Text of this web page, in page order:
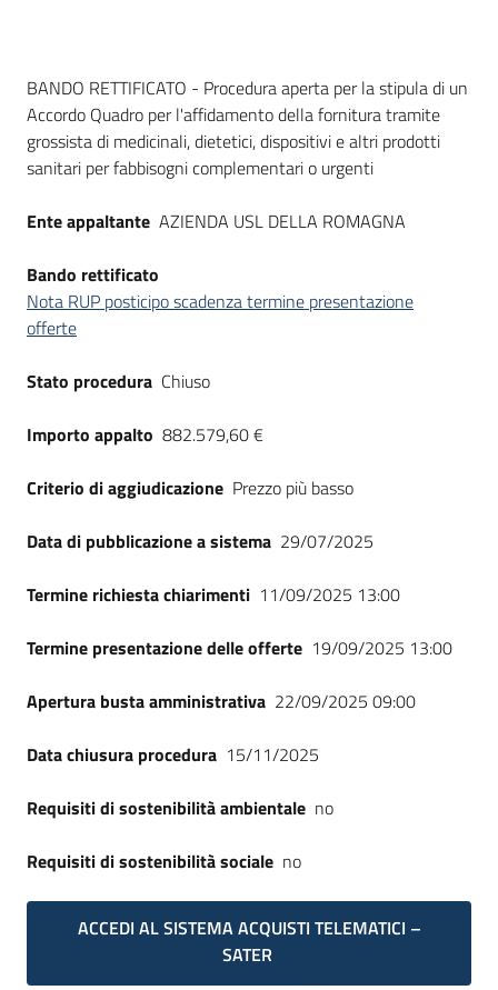
Seguici
Dati del bando
BANDO RETTIFICATO - Procedura aperta per la stipula di un
Accordo Quadro per l'affidamento della fornitura tramite
grossista di medicinali, dietetici, dispositivi e altri prodotti
sanitari per fabbisogni complementari o urgenti
Ente appaltante AZIENDA USL DELLA ROMAGNA
Bando rettificato
Nota RUP posticipo scadenza termine presentazione
offerte
Stato procedura Chiuso
Importo appalto 882.579,60 €
Criterio di aggiudicazione Prezzo più basso
Data di pubblicazione a sistema 29/07/2025
Termine richiesta chiarimenti 11/09/2025 13:00
Termine presentazione delle offerte 19/09/2025 13:00
Apertura busta amministrativa 22/09/2025 09:00
Data chiusura procedura 15/11/2025
Requisiti di sostenibilità ambientale no
Requisiti di sostenibilità sociale no
ACCEDI AL SISTEMA ACQUISTI TELEMATICI –
SATER